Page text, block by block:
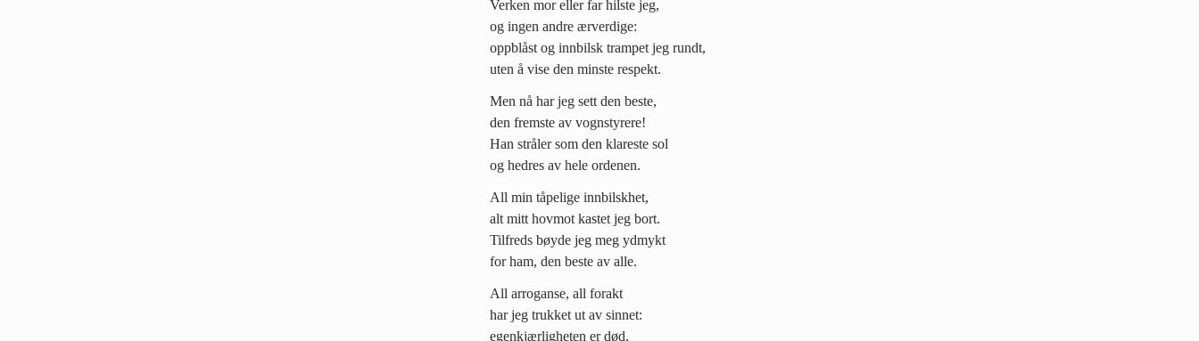
Verken mor eller far hilste jeg,
og ingen andre ærverdige:
oppblåst og innbilsk trampet jeg rundt,
uten å vise den minste respekt.
Men nå har jeg sett den beste,
den fremste av vognstyrere!
Han stråler som den klareste sol
og hedres av hele ordenen.
All min tåpelige innbilskhet,
alt mitt hovmot kastet jeg bort.
Tilfreds bøyde jeg meg ydmykt
for ham, den beste av alle.
All arroganse, all forakt
har jeg trukket ut av sinnet:
egenkjærligheten er død,